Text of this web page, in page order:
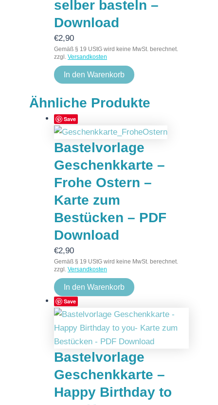
selber basteln –
Download
€2,90
Gemäß § 19 UStG wird keine MwSt. berechnet.
zzgl. Versandkosten
In den Warenkorb
Ähnliche Produkte
Save
Bastelvorlage
Geschenkkarte –
Frohe Ostern –
Karte zum
Bestücken – PDF
Download
€2,90
Gemäß § 19 UStG wird keine MwSt. berechnet.
zzgl. Versandkosten
In den Warenkorb
Save
Bastelvorlage
Geschenkkarte –
Happy Birthday to